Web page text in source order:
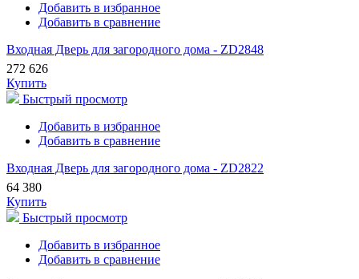
Добавить в избранное
Добавить в сравнение
Входная Дверь для загородного дома - ZD2848
272 626
Купить
Быстрый просмотр
Добавить в избранное
Добавить в сравнение
Входная Дверь для загородного дома - ZD2822
64 380
Купить
Быстрый просмотр
Добавить в избранное
Добавить в сравнение